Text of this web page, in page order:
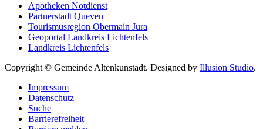
Apotheken Notdienst
Partnerstadt Queven
Tourismusregion Obermain Jura
Geoportal Landkreis Lichtenfels
Landkreis Lichtenfels
Copyright © Gemeinde Altenkunstadt. Designed by Illusion Studio.
Impressum
Datenschutz
Suche
Barrierefreiheit